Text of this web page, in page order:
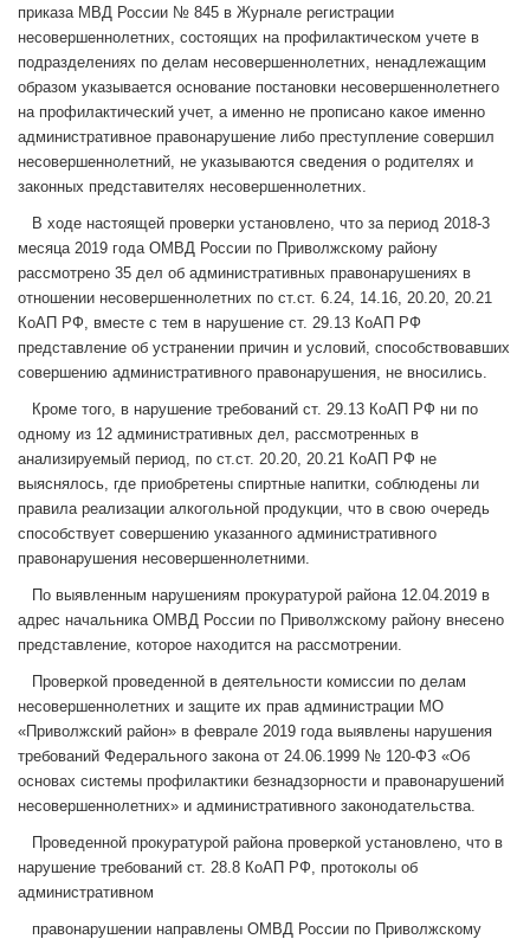
приказа МВД России № 845 в Журнале регистрации
несовершеннолетних, состоящих на профилактическом учете в
подразделениях по делам несовершеннолетних, ненадлежащим
образом указывается основание постановки несовершеннолетнего
на профилактический учет, а именно не прописано какое именно
административное правонарушение либо преступление совершил
несовершеннолетний, не указываются сведения о родителях и
законных представителях несовершеннолетних.
В ходе настоящей проверки установлено, что за период 2018-3
месяца 2019 года ОМВД России по Приволжскому району
рассмотрено 35 дел об административных правонарушениях в
отношении несовершеннолетних по ст.ст. 6.24, 14.16, 20.20, 20.21
КоАП РФ, вместе с тем в нарушение ст. 29.13 КоАП РФ
представление об устранении причин и условий, способствовавших
совершению административного правонарушения, не вносились.
Кроме того, в нарушение требований ст. 29.13 КоАП РФ ни по
одному из 12 административных дел, рассмотренных в
анализируемый период, по ст.ст. 20.20, 20.21 КоАП РФ не
выяснялось, где приобретены спиртные напитки, соблюдены ли
правила реализации алкогольной продукции, что в свою очередь
способствует совершению указанного административного
правонарушения несовершеннолетними.
По выявленным нарушениям прокуратурой района 12.04.2019 в
адрес начальника ОМВД России по Приволжскому району внесено
представление, которое находится на рассмотрении.
Проверкой проведенной в деятельности комиссии по делам
несовершеннолетних и защите их прав администрации МО
«Приволжский район» в феврале 2019 года выявлены нарушения
требований Федерального закона от 24.06.1999 № 120-ФЗ «Об
основах системы профилактики безнадзорности и правонарушений
несовершеннолетних» и административного законодательства.
Проведенной прокуратурой района проверкой установлено, что в
нарушение требований ст. 28.8 КоАП РФ, протоколы об
административном
правонарушении направлены ОМВД России по Приволжскому